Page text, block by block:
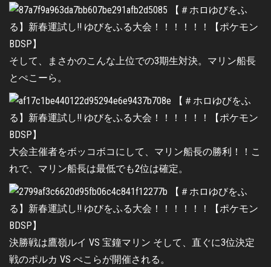
そして、まさかのこんな上位での3期生対決。マリン船長
とぺこーら。
大会主催者をボッコボコにして、マリン船長の勝利！！こ
れで、マリン船長は最低でも2位は確定。
決勝戦は鷹嶺ルイ VS 宝鐘マリン そして、直ぐに3位決定
戦のポルカ VS ぺこらが開催される。